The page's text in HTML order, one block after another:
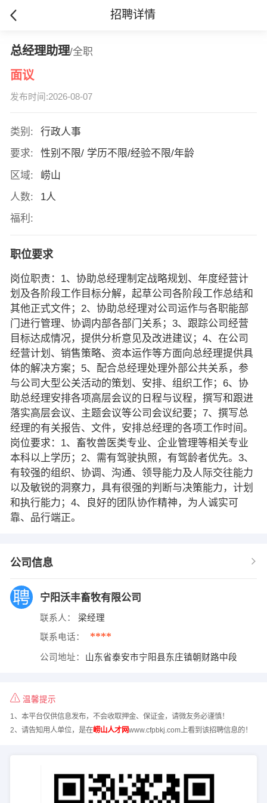
招聘详情
总经理助理/全职
面议
发布时间:2026-08-07
类别:
行政人事
要求:
性别不限/ 学历不限/经验不限/年龄
区域:
崂山
人数:
1人
福利:
职位要求
岗位职责：1、协助总经理制定战略规划、年度经营计
划及各阶段工作目标分解，起草公司各阶段工作总结和
其他正式文件；2、协助总经理对公司运作与各职能部
门进行管理、协调内部各部门关系；3、跟踪公司经营
目标达成情况，提供分析意见及改进建议；4、在公司
经营计划、销售策略、资本运作等方面向总经理提供具
体的解决方案；5、配合总经理处理外部公共关系，参
与公司大型公关活动的策划、安排、组织工作；6、协
助总经理安排各项高层会议的日程与议程，撰写和跟进
落实高层会议、主题会议等公司会议纪要；7、撰写总
经理的有关报告、文件，安排总经理的各项工作时间。
岗位要求：1、畜牧兽医类专业、企业管理等相关专业
本科以上学历；2、需有驾驶执照，有驾龄者优先。3、
有较强的组织、协调、沟通、领导能力及人际交往能力
以及敏锐的洞察力，具有很强的判断与决策能力，计划
和执行能力；4、良好的团队协作精神，为人诚实可
靠、品行端正。
公司信息
宁阳沃丰畜牧有限公司
联系人： 梁经理
联系电话： ****
公司地址： 山东省泰安市宁阳县东庄镇朝财路中段
温馨提示
1、本平台仅供信息发布，不会收取押金、保证金，请微友务必谨慎！
2、请告知用人单位，是在崂山人才网www.cfpbkj.com上看到该招聘信息的！